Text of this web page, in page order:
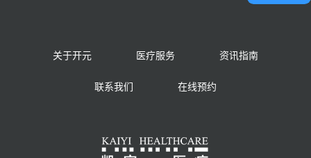
关于开元 医疗服务 资讯指南
联系我们 在线预约